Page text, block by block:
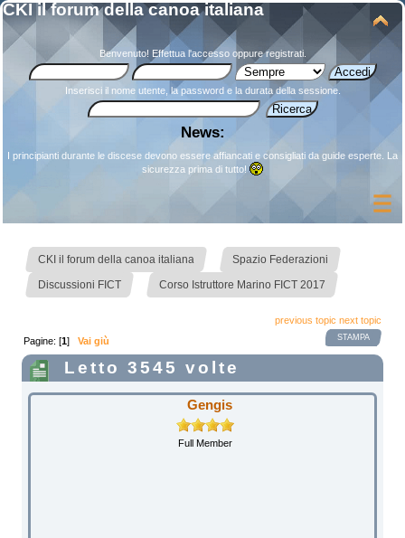
CKI il forum della canoa italiana
Benvenuto! Effettua l'accessooppureregistrati.
Inserisci il nome utente, la password e la durata della sessione.
News:
I principianti durante le discese devono essere affiancati e consigliati da guide esperte. La
sicurezza prima di tutto!
CKI il forum della canoa italiana Spazio Federazioni
Discussioni FICT Corso Istruttore Marino FICT 2017
previous topic next topic
STAMPA
Pagine: [1]Vai giù
Letto 3545 volte
Gengis
Full Member